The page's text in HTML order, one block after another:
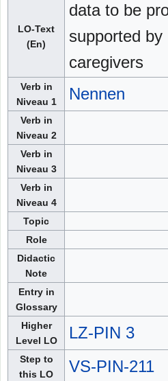
LO-Text
(En)
data to be
supported
caregivers
Verb in
Niveau 1
Nennen
Verb in
Niveau 2
Verb in
Niveau 3
Verb in
Niveau 4
Topic
Role
Didactic
Note
Entry in
Glossary
Higher
Level LO
LZ-PIN 3
Step to
this LO
VS-PIN-211